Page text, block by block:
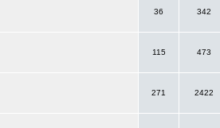
36 342
115 473
271 2422